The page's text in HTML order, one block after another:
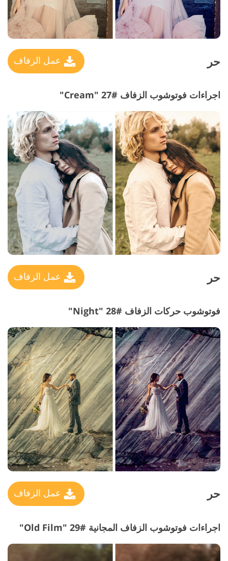
حر عمل الزفاف
اجراءات فوتوشوب الزفاف #27 "Cream"
حر عمل الزفاف
فوتوشوب حركات الزفاف #28 "Night"
حر عمل الزفاف
اجراءات فوتوشوب الزفاف المجانية #29 "Old Film"